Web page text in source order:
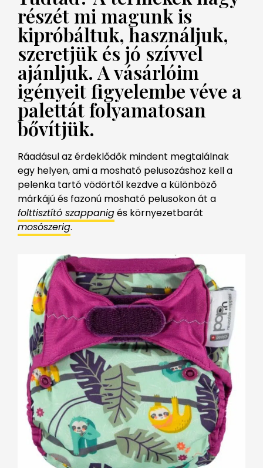
részét mi magunk is
kipróbáltuk, használjuk,
szeretjük és jó szívvel
ajánljuk. A vásárlóim
igényeit figyelembe véve a
palettát folyamatosan
bővítjük.
Ráadásul az érdeklődők mindent megtalálnak
egy helyen, ami a mosható pelusozáshoz kell a
pelenka tartó vödörtől kezdve a különböző
márkájú és fazonú mosható pelusokon át a
folttisztító szappanigés környezetbarát
mosószerig.